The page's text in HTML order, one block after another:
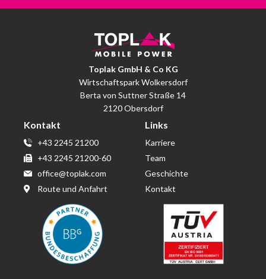
Toplak GmbH & Co KG
Wirtschaftspark Wolkersdorf
Berta von Suttner Straße 14
2120 Obersdorf
Kontakt
+43 2245 21200
+43 2245 21200-60
office@toplak.com
Route und Anfahrt
Links
Karriere
Team
Geschichte
Kontakt